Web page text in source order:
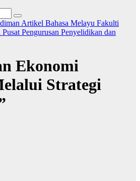
Artikel Bahasa Melayu Fakulti
Pusat Pengurusan Penyelidikan dan
Ekonomi
Strategi